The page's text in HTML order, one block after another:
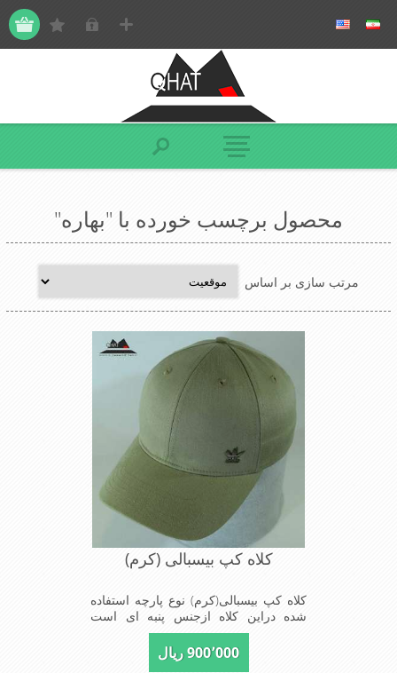
محصول برچسب خورده با "بهاره"
مرتب سازی بر اساس
کلاه کپ بیسبالی (کرم)
کلاه کپ بیسبالی(کرم) نوع پارچه استفاده
شده دراین کلاه ازجنس پنبه ای است
ونقاب که مناسب این شکل ازکلاه است
شیک و مناسب افراد خوش پوش جنس
عالی,دوخت مناسب,سبکی,خوش فرمی
900٬000 ریال